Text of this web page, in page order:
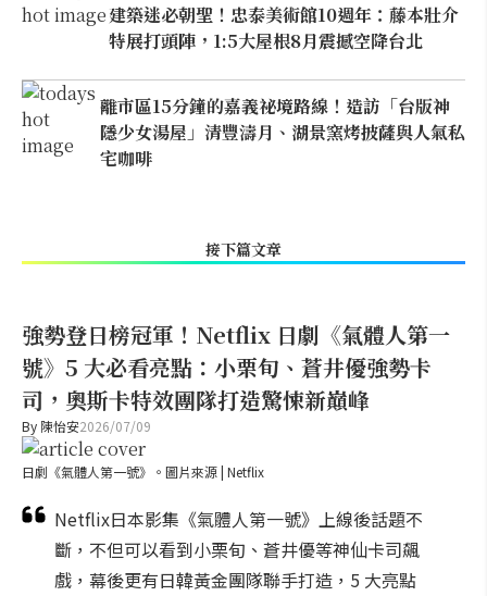
建築迷必朝聖！忠泰美術館10週年：藤本壯介
特展打頭陣，1:5大屋根8月震撼空降台北
離市區15分鐘的嘉義祕境路線！造訪「台版神
隱少女湯屋」清豐濤月、湖景窯烤披薩與人氣私
宅咖啡
接下篇文章
強勢登日榜冠軍！Netflix 日劇《氣體人第一
號》5 大必看亮點：小栗旬、蒼井優強勢卡
司，奧斯卡特效團隊打造驚悚新巔峰
By 陳怡安2026/07/09
日劇《氣體人第一號》。圖片來源 | Netflix
Netflix日本影集《氣體人第一號》上線後話題不
斷，不但可以看到小栗旬、蒼井優等神仙卡司飆
戲，幕後更有日韓黃金團隊聯手打造，5 大亮點